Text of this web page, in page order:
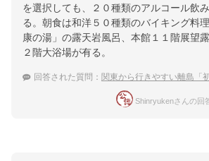
を選択しても、２０種類のアルコール飲
る。朝食は和洋５０種類のバイキング料
康の湯」の露天岩風呂、本館１１階展望
２階大浴場が有る。
回答された質問： 関東から行きやすい離島「初島」周辺で宿泊す
Shinryukenさんの回